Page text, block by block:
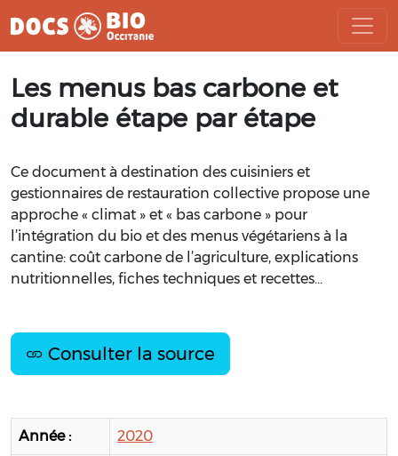
au
contenu
Les menus bas carbone et
durable étape par étape
Ce document à destination des cuisiniers et
gestionnaires de restauration collective propose une
approche « climat » et « bas carbone » pour
l’intégration du bio et des menus végétariens à la
cantine: coût carbone de l’agriculture, explications
nutritionnelles, fiches techniques et recettes…
Consulter la source
Année : 2020